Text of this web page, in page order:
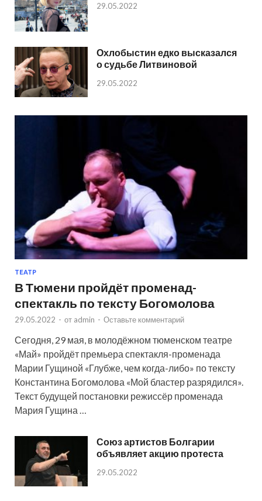
29.05.2022
Охлобыстин едко высказался
о судьбе Литвиновой
29.05.2022
ТЕАТР
В Тюмени пройдёт променад-
спектакль по тексту Богомолова
29.05.2022 - от admin - Оставьте комментарий
Сегодня, 29 мая, в молодёжном тюменском театре
«Май» пройдёт премьера спектакля-променада
Марии Гущиной «Глубже, чем когда-либо» по тексту
Константина Богомолова «Мой бластер разрядился».
Текст будущей постановки режиссёр променада
Мария Гущина …
Союз артистов Болгарии
объявляет акцию протеста
29.05.2022